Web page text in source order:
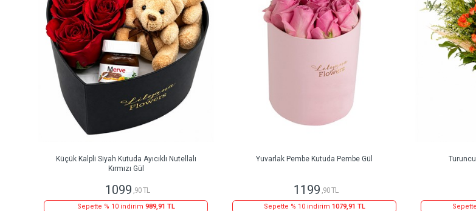
Küçük Kalpli Siyah Kutuda Ayıcıklı Nutellalı
Kırmızı Gül
1099 ,90 TL
Sepette % 10 indirim 989,91 TL
Yuvarlak Pembe Kutuda Pembe Gül
1199 ,90 TL
Sepette % 10 indirim 1079,91 TL